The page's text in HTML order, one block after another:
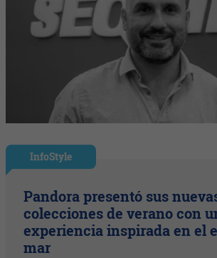
InfoStyle
Pandora presentó sus
colecciones de verano con
experiencia inspirada en el
mar